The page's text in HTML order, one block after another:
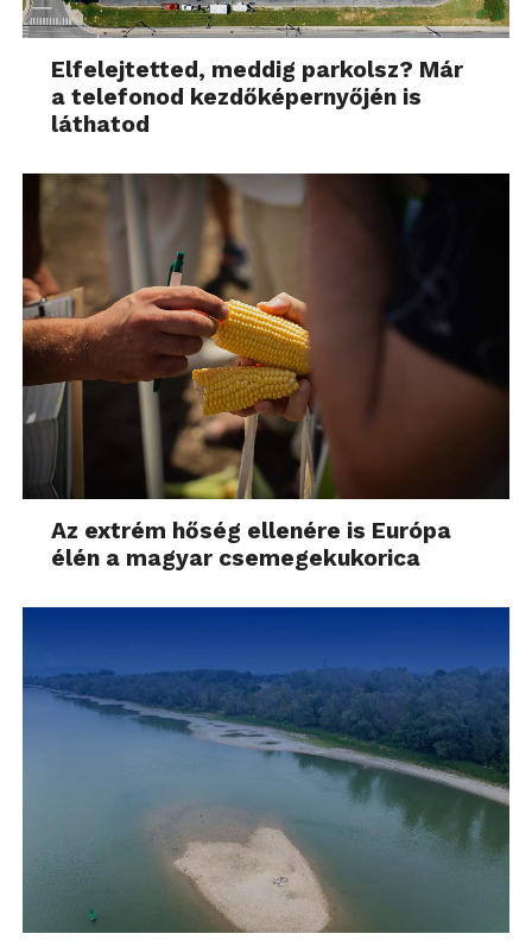
Elfelejtetted, meddig parkolsz? Már
a telefonod kezdőképernyőjén is
láthatod
Az extrém hőség ellenére is Európa
élén a magyar csemegekukorica